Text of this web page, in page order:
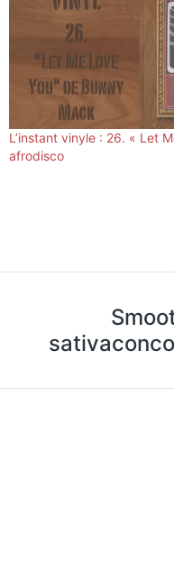
L’instant vinyle : 26. « Let
afrodisco